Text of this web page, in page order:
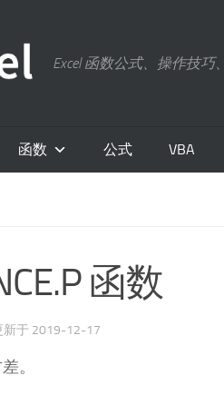
Excel 函数公式、操作技
函数 公式 VBA
函数
新于 2019-12-17
。